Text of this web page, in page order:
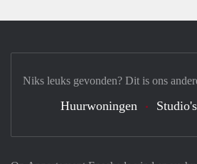
Niks leuks gevonden? Dit is ons
Huurwoningen Studio's